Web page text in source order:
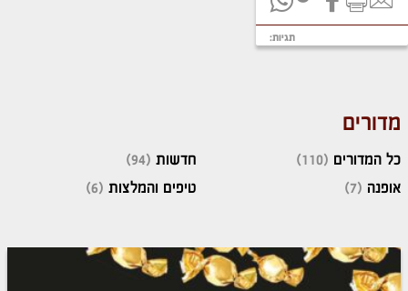
תגיות:
מדורים
כל המדורים (110)
אופנה (7)
חדשות (94)
טיפים והמלצות (6)